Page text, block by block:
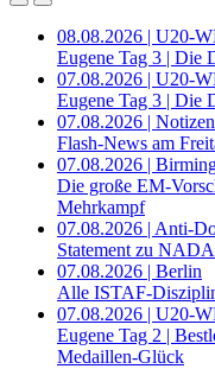
08.08.2026 | U20-
Eugene Tag 3 | Die
07.08.2026 | U20-
Eugene Tag 3 | Die
07.08.2026 | Notizen
Flash-News am
07.08.2026 |
Die große EM-
Mehrkampf
07.08.2026 | Anti-
Statement zu
07.08.2026 | Berlin
Alle ISTAF-
07.08.2026 | U20-
Eugene Tag 2 |
Medaillen-Glück